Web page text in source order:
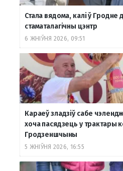
Стала вядома, калі ў Гродне
стаматалагічны цэнтр
6 ЖНІЎНЯ 2026, 09:51
Караеў зладзіў сабе
хоча пасядзець у трактары
Гродзеншчыны
5 ЖНІЎНЯ 2026, 16:55